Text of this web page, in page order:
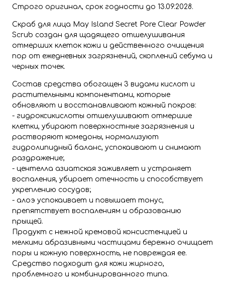
Строго оригинал, срок годности до 13.09.2028.
Скраб для лица May Island Secret Pore Clear Powder
Scrub создан для щадящего отшелушивания
отмерших клеток кожи и действенного очищения
пор от ежедневных загрязнений, скоплений себума и
черных точек.
Состав средства обогащен 3 видами кислот и
растительными компонентами, которые
обновляют и восстанавливают кожный покров:
- гидроксикислоты отшелушивают отмершие
клетки, убирают поверхностные загрязнения и
растворяют комедоны, нормализуют
гидролипидный баланс, успокаивают и снимают
раздражение;
- центелла азиатская заживляет и устраняет
воспаления, убирает отечность и способствует
укреплению сосудов;
- алоэ успокаивает и повышает тонус,
препятствует воспалениям и образованию
прыщей.
Продукт с нежной кремовой консистенцией и
мелкими абразивными частицами бережно очищает
поры и кожную поверхность, не повреждая ее.
Средство подходит для кожи жирного,
проблемного и комбинированного типа.